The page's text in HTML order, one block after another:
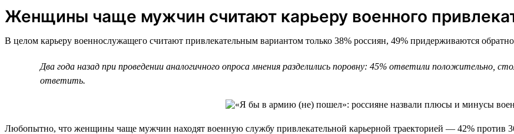
Женщины чаще мужчин считают карьеру военного
В целом карьеру военнослужащего считают привлекательным вариантом только 38% россиян, 49% придерживаются
Два года назад при проведении аналогичного опроса мнения разделились поровну: 45% ответили
ответить.
Любопытно, что женщины чаще мужчин находят военную службу привлекательной карьерной траекторией — 42% против